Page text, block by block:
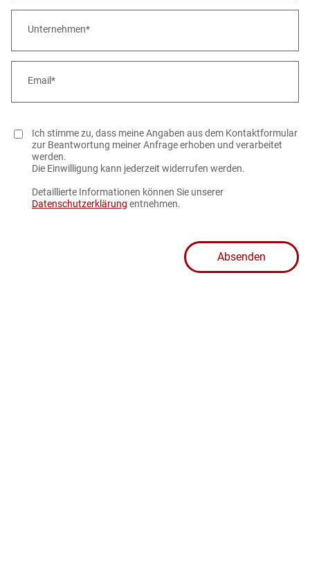
Unternehmen*
Email*
Privacy
policy
Ich stimme zu, dass meine Angaben aus dem Kontaktformular
zur Beantwortung meiner Anfrage erhoben und verarbeitet
werden.
Die Einwilligung kann jederzeit widerrufen werden.
Detaillierte Informationen können Sie unserer
Datenschutzerklärung entnehmen.